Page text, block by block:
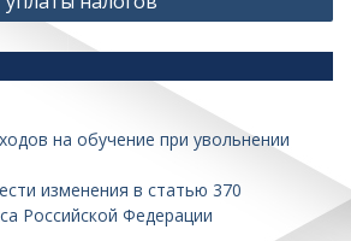
на обучение при увольнении
изменения в статью 370
Российской Федерации